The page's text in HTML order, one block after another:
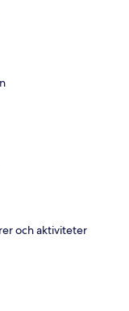
och aktiviteter